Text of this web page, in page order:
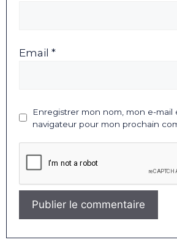
Email *
Enregistrer mon nom, mon e-mail
navigateur pour mon prochain